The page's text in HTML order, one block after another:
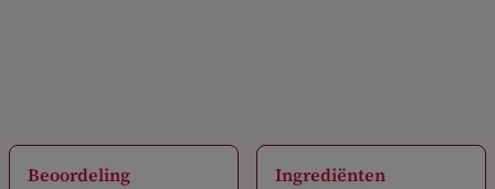
Beoordeling Ingrediënten